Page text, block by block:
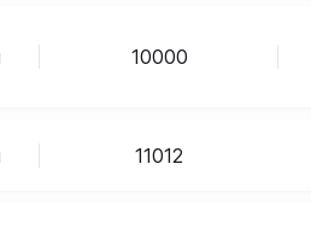
10000
11012